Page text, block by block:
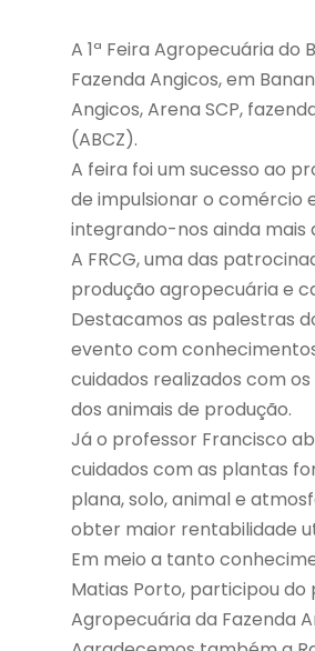
A 1ª Feira Agropecuária
Fazenda Angicos, em
Angicos, Arena SCP,
(ABCZ).
A feira foi um sucesso ao
de impulsionar o comércio
integrando-nos ainda mais
A FRCG, uma das
produção agropecuária e
Destacamos as palestras
evento com
cuidados realizados com
dos animais de produção.
Já o professor Francisco
cuidados com as plantas
plana, solo, animal e
obter maior rentabilidade
Em meio a tanto
Matias Porto, participou do
Agropecuária da Fazenda